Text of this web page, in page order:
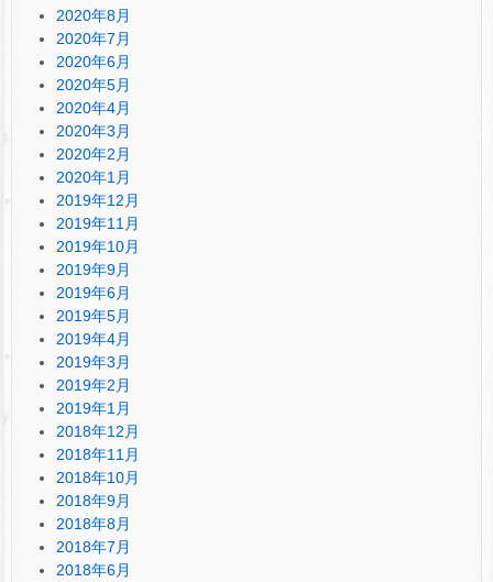
2020年8月
2020年7月
2020年6月
2020年5月
2020年4月
2020年3月
2020年2月
2020年1月
2019年12月
2019年11月
2019年10月
2019年9月
2019年6月
2019年5月
2019年4月
2019年3月
2019年2月
2019年1月
2018年12月
2018年11月
2018年10月
2018年9月
2018年8月
2018年7月
2018年6月